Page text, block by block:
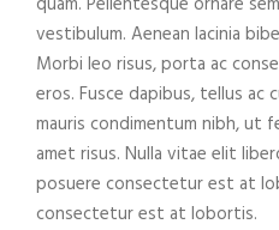
vestibulum. Aenean lacinia
Morbi leo risus, porta ac
eros. Fusce dapibus, tellus
mauris condimentum nibh, ut
amet risus. Nulla vitae elit
posuere consectetur est at
consectetur est at lobortis.